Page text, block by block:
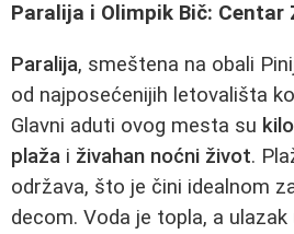
Paralija i Olimpik Bič: Centar
Paralija, smeštena na obali
od najposećenijih letovališta
Glavni aduti ovog mesta su
plaža i živahan noćni život.
održava, što je čini idealnom
decom. Voda je topla, a